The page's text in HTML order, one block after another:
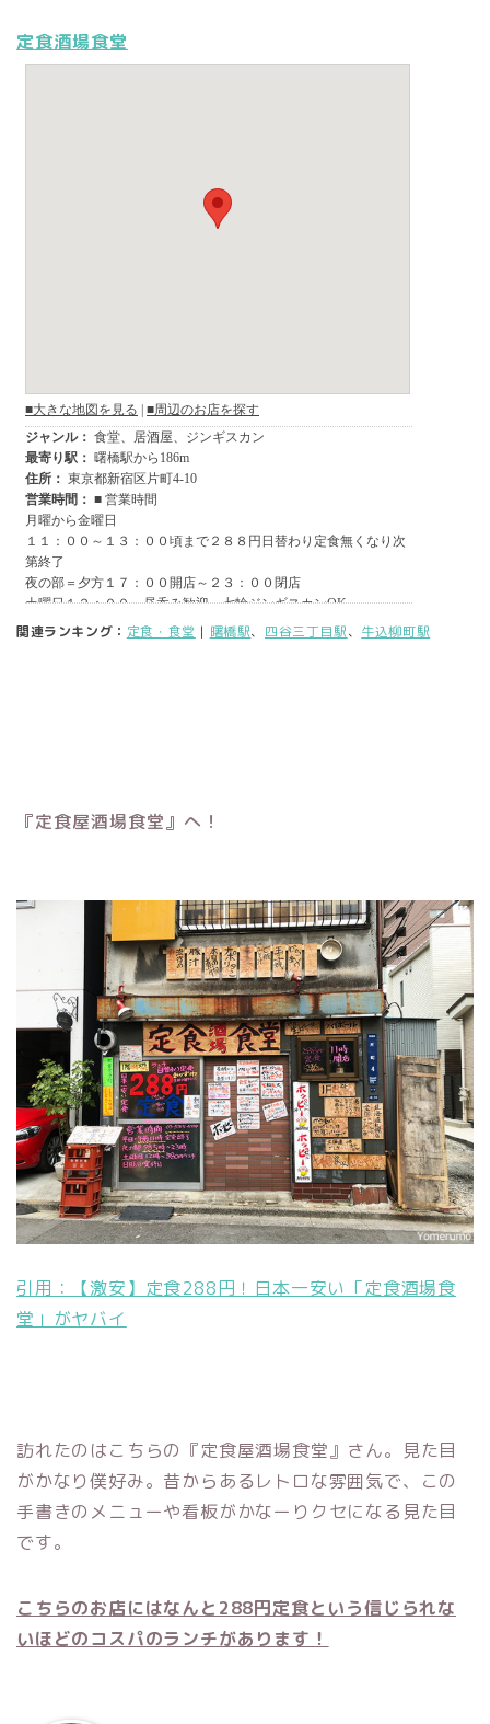
定食酒場食堂
関連ランキング： 定食・食堂 | 曙橋駅、 四谷三丁目駅、 牛込柳町駅
『定食屋酒場食堂』へ！
引用：【激安】定食288円！日本一安い「定食酒場食
堂」がヤバイ
訪れたのはこちらの『定食屋酒場食堂』さん。見た目
がかなり僕好み。昔からあるレトロな雰囲気で、この
手書きのメニューや看板がかなーりクセになる見た目
です。
こちらのお店にはなんと288円定食という信じられな
いほどのコスパのランチがあります！